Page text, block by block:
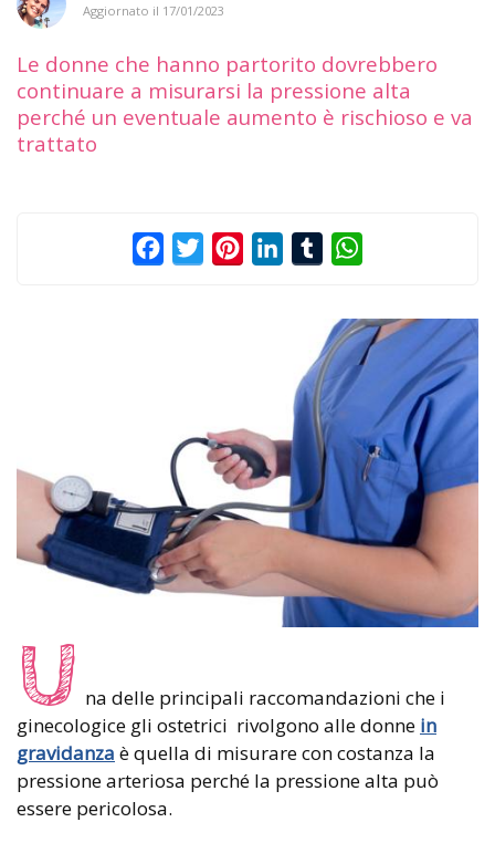
Aggiornato il 17/01/2023
Le donne che hanno partorito dovrebbero
continuare a misurarsi la pressione alta
perché un eventuale aumento è rischioso e va
trattato
FacebookTwitterPinterestLinkedInTumblr
U na delle principali raccomandazioni che i
ginecologice gli ostetrici rivolgono alle donne in
gravidanza è quella di misurare con costanza la
pressione arteriosa perché la pressione alta può
essere pericolosa.